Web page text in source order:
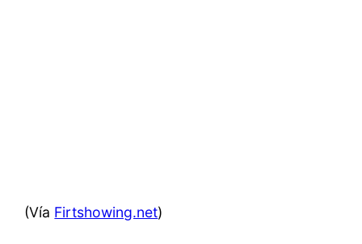
(Vía Firtshowing.net)